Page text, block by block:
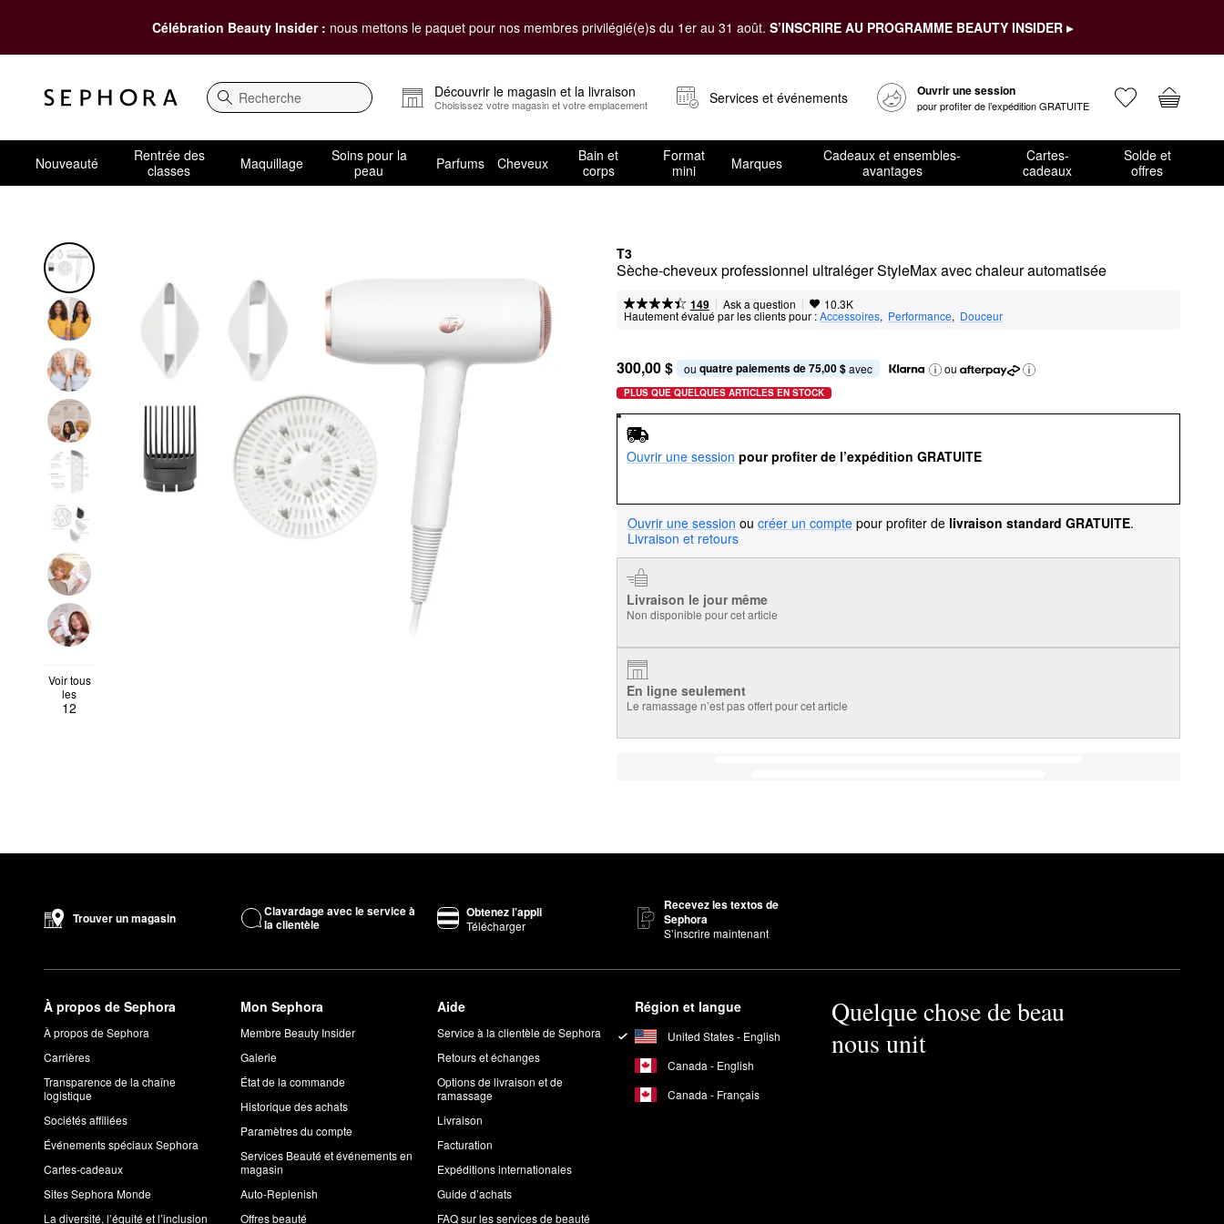
Célébration Beauty Insider : nous mettons le paquet pour nos membres privilégié(e)s du 1er au 31 août. S’INSCRIRE AU PROGRAMME BEAUTY INSIDER ▸
Recherche
Découvrir le magasin et la livraison
Choisissez votre magasin et votre emplacement Services et événements Ouvrir une session
pour profiter de l’expédition GRATUITE
Nouveauté
Rentrée des
classes
Maquillage
Soins pour la
peau
Parfums Cheveux
Bain et
corps
Format
mini
Marques
Cadeaux et ensembles-
avantages
Cartes-
cadeaux
Solde et
offres
T3
Sèche-cheveux professionnel ultraléger StyleMax avec chaleur automatisée
149 | Ask a question | 10.3K
Hautement évalué par les clients pour :Accessoires, Performance, Douceur
Voir tous
les
12
300,00 $ ou quatre paiements de 75,00 $ avec ou
PLUS QUE QUELQUES ARTICLES EN STOCK
Ouvrir une session pour profiter de l’expédition GRATUITE
Ouvrir une session ou créer un compte pour profiter de livraison standard GRATUITE.
Livraison et retours
Livraison le jour même
Non disponible pour cet article
En ligne seulement
Le ramassage n’est pas offert pour cet article
Trouver un magasin
Clavardage avec le service à
la clientèle
Obtenez l’appli
Télécharger
Recevez les textos de
Sephora
S’inscrire maintenant
À propos de Sephora
À propos de Sephora
Carrières
Transparence de la chaîne
logistique
Sociétés affiliées
Événements spéciaux Sephora
Cartes-cadeaux
Sites Sephora Monde
La diversité, l’équité et l’inclusion
Mon Sephora
Membre Beauty Insider
Galerie
État de la commande
Historique des achats
Paramètres du compte
Services Beauté et événements en
magasin
Auto-Replenish
Offres beauté
Aide
Service à la clientèle de Sephora
Retours et échanges
Options de livraison et de
ramassage
Livraison
Facturation
Expéditions internationales
Guide d’achats
FAQ sur les services de beauté
Région et langue
United States - English
Canada - English
Canada - Français
Quelque chose de beau
nous unit